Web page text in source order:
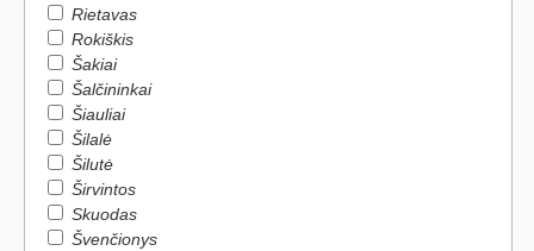
Rietavas
Rokiškis
Šakiai
Šalčininkai
Šiauliai
Šilalė
Šilutė
Širvintos
Skuodas
Švenčionys